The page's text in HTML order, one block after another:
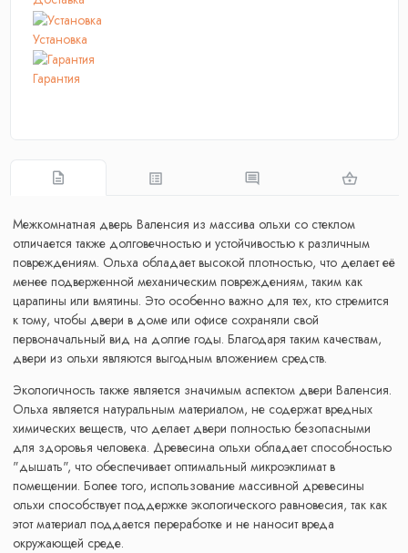
Установка
Гарантия
Межкомнатная дверь Валенсия из массива ольхи со стеклом
отличается также долговечностью и устойчивостью к различным
повреждениям. Ольха обладает высокой плотностью, что делает её
менее подверженной механическим повреждениям, таким как
царапины или вмятины. Это особенно важно для тех, кто стремится
к тому, чтобы двери в доме или офисе сохраняли свой
первоначальный вид на долгие годы. Благодаря таким качествам,
двери из ольхи являются выгодным вложением средств.
Экологичность также является значимым аспектом двери Валенсия.
Ольха является натуральным материалом, не содержат вредных
химических веществ, что делает двери полностью безопасными
для здоровья человека. Древесина ольхи обладает способностью
"дышать", что обеспечивает оптимальный микроэклимат в
помещении. Более того, использование массивной древесины
ольхи способствует поддержке экологического равновесия, так как
этот материал поддается переработке и не наносит вреда
окружающей среде.